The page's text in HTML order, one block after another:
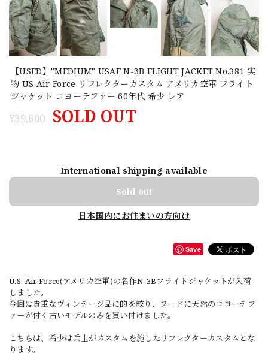
【USED】"MEDIUM" USAF N-3B FLIGHT JACKET No.381 実
物 US Air Force リフレクターカスタム アメリカ空軍 フライト
ジャケット コヨーテファー 60年代 希少 レア
¥39,600 SOLD OUT
International shipping available
Sold out
日本国内にお住まいの方向け
Save
U.S. Air Force(アメリカ空軍)の名作N-3Bフライトジャケットが入荷
しました。
今回は貴重なヴィンテージ品に的を絞り、フードに天然のコヨーテフ
ァーが付く古いモデルのみを買い付けました。
こちらは、希少は兵士がカスタムを施したリフレクターカスタムとな
ります。